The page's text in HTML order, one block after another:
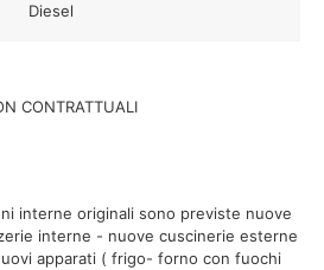
Diesel
CONTRATTUALI
interne originali sono previste nuove
interne - nuove cuscinerie esterne
apparati ( frigo- forno con fuochi